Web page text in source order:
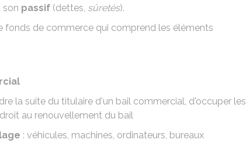
passif (dettes, sûretés).
fonds de commerce qui comprend les éléments
la suite du titulaire d'un bail commercial, d'occuper les
au renouvellement du bail
: véhicules, machines, ordinateurs, bureaux